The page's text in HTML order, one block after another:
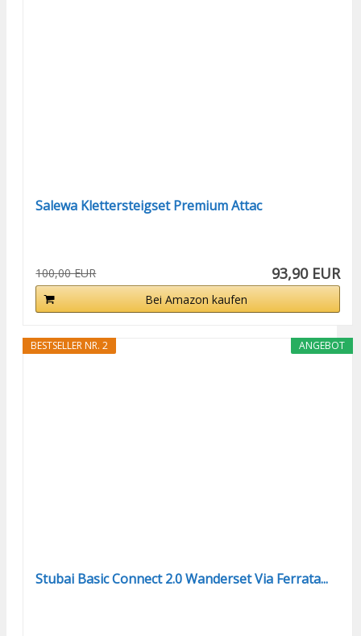
Salewa Klettersteigset Premium Attac
100,00 EUR 93,90 EUR
Bei Amazon kaufen
ANGEBOT
BESTSELLER NR. 2
Stubai Basic Connect 2.0 Wanderset Via Ferrata...